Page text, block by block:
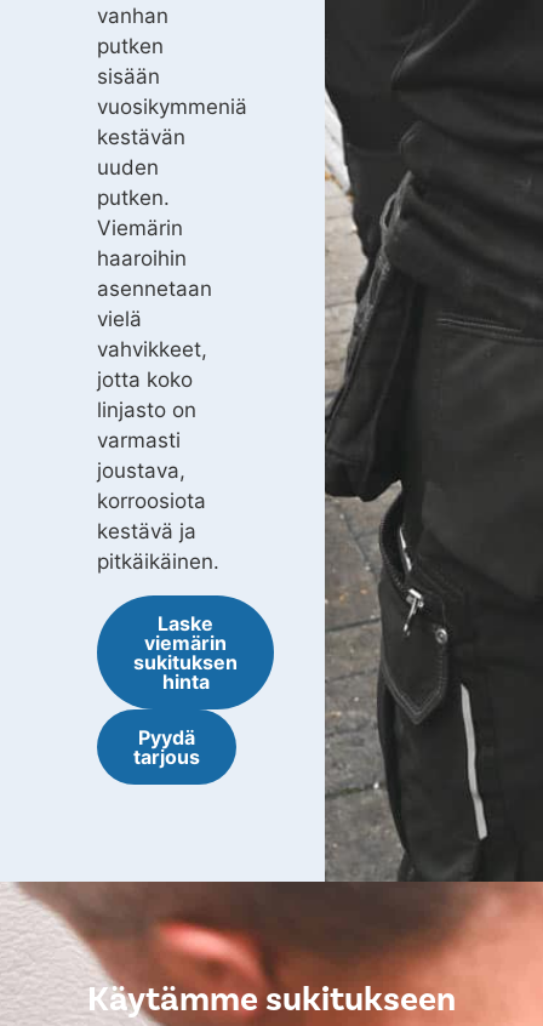
vanhan
putken
sisään
vuosikymmeniä
kestävän
uuden
putken.
Viemärin
haaroihin
asennetaan
vielä
vahvikkeet,
jotta koko
linjasto on
varmasti
joustava,
korroosiota
kestävä ja
pitkäikäinen.
Laske
viemärin
sukituksen
hinta
Pyydä
tarjous
Käytämme sukitukseen